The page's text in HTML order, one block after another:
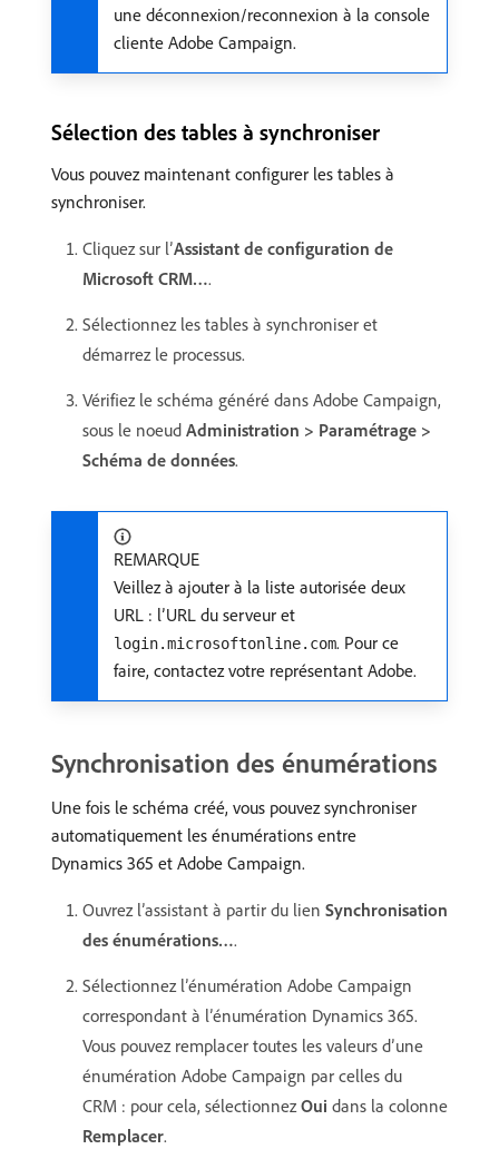
une déconnexion/reconnexion à la console
cliente Adobe Campaign.
Sélection des tables à synchroniser
Vous pouvez maintenant configurer les tables à
synchroniser.
Cliquez sur l’Assistant de configuration de
Microsoft CRM….
Sélectionnez les tables à synchroniser et
démarrez le processus.
Vérifiez le schéma généré dans Adobe Campaign,
sous le noeud Administration > Paramétrage >
Schéma de données.
REMARQUE
Veillez à ajouter à la liste autorisée deux
URL : l’URL du serveur et
login.microsoftonline.com. Pour ce
faire, contactez votre représentant Adobe.
Synchronisation des énumérations
Une fois le schéma créé, vous pouvez synchroniser
automatiquement les énumérations entre
Dynamics 365 et Adobe Campaign.
Ouvrez l’assistant à partir du lien Synchronisation
des énumérations….
Sélectionnez l’énumération Adobe Campaign
correspondant à l’énumération Dynamics 365.
Vous pouvez remplacer toutes les valeurs d’une
énumération Adobe Campaign par celles du
CRM : pour cela, sélectionnezOui dans la colonne
Remplacer.